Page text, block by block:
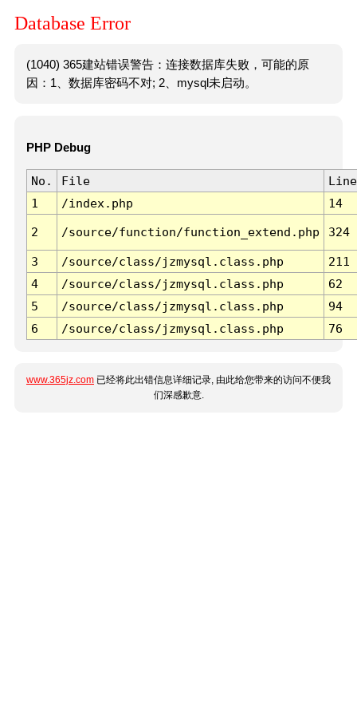
Database Error
(1040) 365建站错误警告：连接数据库失败，可能的原
因：1、数据库密码不对; 2、mysql未启动。
PHP Debug
No. File
Line
1
/index.php 14
2 /source/function/function_extend.php 324
3 /source/class/jzmysql.class.php
211
4
/source/class/jzmysql.class.php
62
5
/source/class/jzmysql.class.php
94
6
/source/class/jzmysql.class.php 76
www.365jz.com 已经将此出错信息详细记录, 由此给您带来的访问不便我
们深感歉意.